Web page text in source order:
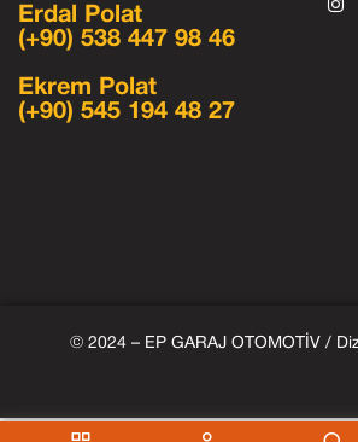
Erdal Polat
(+90) 538 447 98 46
Ekrem Polat
(+90) 545 194 48 27
© 2024 – EP GARAJ OTOMOTİV /